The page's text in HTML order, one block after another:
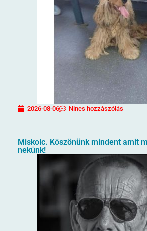
2026-08-06 Nincs hozzászólás
Miskolc. Köszönünk mindent amit
nekünk!